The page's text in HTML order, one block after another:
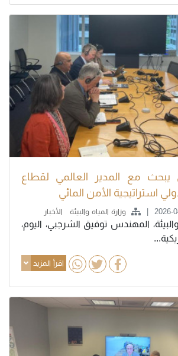
يبحث مع المدير العالمي لقطاع
استراتيجية الأمن المائي
2026- وزارة المياه والبيئة الأخبار
المهندس توفيق الشرجبي، اليوم،
اقرأ المزيد